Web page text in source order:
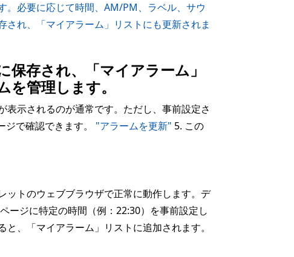
。必要に応じて時間、AM/PM、ラベル、サウ
れ、「マイアラーム」リストにも更新されま
存され、「マイアラーム」
管理します。
示されるのが通常です。ただし、事前設定さ
で確認できます。 "アラームを更新" 5. この
ットのウェブブラウザで正常に動作します。デ
ージに特定の時間（例：22:30）を事前設定し
、「マイアラーム」リストに追加されます。